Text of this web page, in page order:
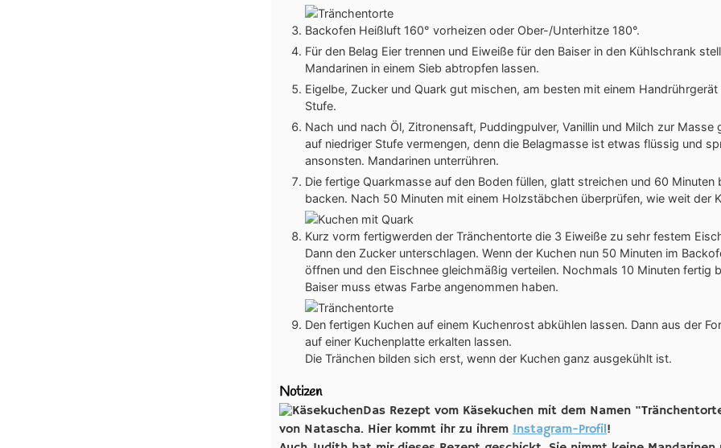
Backofen Heißluft 160° vorheizen oder Ober-/Unterhitze 180°.
Für den Belag Eier trennen und Eiweiße für den Baiser in den Kühlschrank
Mandarinen in einem Sieb abtropfen lassen.
Eigelbe, Zucker und Quark gut mischen, am besten mit einem
Stufe.
Nach und nach Öl, Zitronensaft, Puddingpulver, Vanillin und Milch zur Masse
auf niedriger Stufe vermengen, denn die Belagmasse ist etwas flüssig und
ansonsten. Mandarinen unterrühren.
Die fertige Quarkmasse auf den Boden füllen, glatt streichen und 60 Minuten
backen. Nach 50 Minuten mit einem Holzstäbchen überprüfen, wie weit der
Kurz vorm fertigwerden der Tränchentorte die 3 Eiweiße zu sehr festem
Dann den Zucker unterschlagen. Wenn der Kuchen nun 50 Minuten im
öffnen und den Eischnee gleichmäßig verteilen. Nochmals 10 Minuten fertig
Baiser muss etwas Farbe angenommen haben.
Den fertigen Kuchen auf einem Kuchenrost abkühlen lassen. Dann aus der
auf einer Kuchenplatte erkalten lassen.
Die Tränchen bilden sich erst, wenn der Kuchen ganz ausgekühlt ist.
Notizen
Das Rezept vom Käsekuchen mit dem Namen
von Natascha. Hier kommt ihr zu ihrem Instagram-Profil!